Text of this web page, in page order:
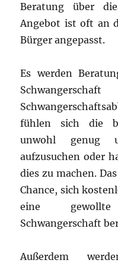
Beratung über
Angebot ist oft an
Bürger angepasst.
Es werden
fühlen sich die
unwohl genug
aufzusuchen oder
dies zu machen.
Chance, sich
eine
Schwangerschaft
Außerdem